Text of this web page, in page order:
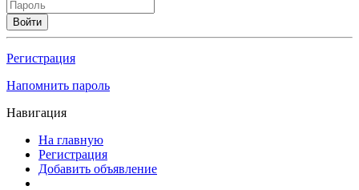
Войти
Регистрация
Напомнить пароль
Навигация
На главную
Регистрация
Добавить объявление